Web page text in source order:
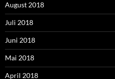
August 2018
Juli 2018
Juni 2018
Mai 2018
April 2018